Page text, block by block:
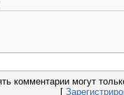
комментарии могут
[